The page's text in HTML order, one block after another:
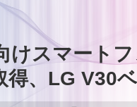
けスマート
得、LG V30